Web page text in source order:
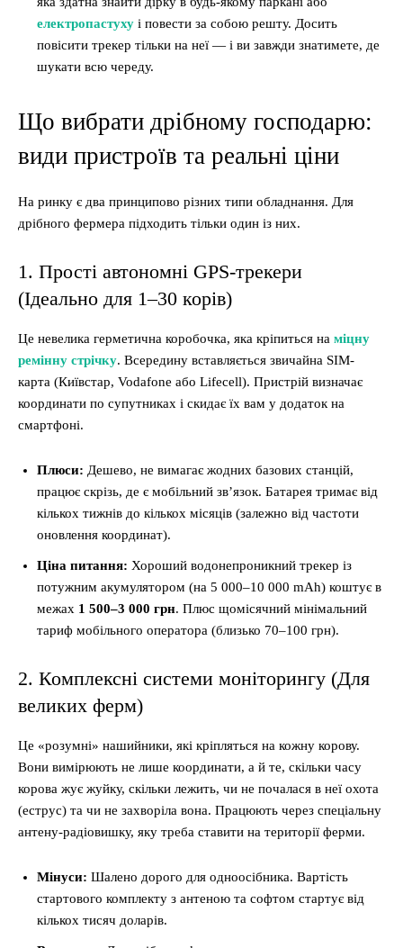
електропастуху і повести за собою решту. Досить
повісити трекер тільки на неї — і ви завжди знатимете, де
шукати всю череду.
Що вибрати дрібному господарю:
види пристроїв та реальні ціни
На ринку є два принципово різних типи обладнання. Для
дрібного фермера підходить тільки один із них.
1. Прості автономні GPS-трекери
(Ідеально для 1–30 корів)
Це невелика герметична коробочка, яка кріпиться на міцну
ремінну стрічку. Всередину вставляється звичайна SIM-
карта (Київстар, Vodafone або Lifecell). Пристрій визначає
координати по супутниках і скидає їх вам у додаток на
смартфоні.
Плюси: Дешево, не вимагає жодних базових станцій,
працює скрізь, де є мобільний зв’язок. Батарея тримає від
кількох тижнів до кількох місяців (залежно від частоти
оновлення координат).
Ціна питання: Хороший водонепроникний трекер із
потужним акумулятором (на 5 000–10 000 mAh) коштує в
межах 1 500–3 000 грн. Плюс щомісячний мінімальний
тариф мобільного оператора (близько 70–100 грн).
2. Комплексні системи моніторингу (Для
великих ферм)
Це «розумні» нашийники, які кріпляться на кожну корову.
Вони вимірюють не лише координати, а й те, скільки часу
корова жує жуйку, скільки лежить, чи не почалася в неї охота
(еструс) та чи не захворіла вона. Працюють через спеціальну
антену-радіовишку, яку треба ставити на території ферми.
Мінуси: Шалено дорого для одноосібника. Вартість
стартового комплекту з антеною та софтом стартує від
кількох тисяч доларів.